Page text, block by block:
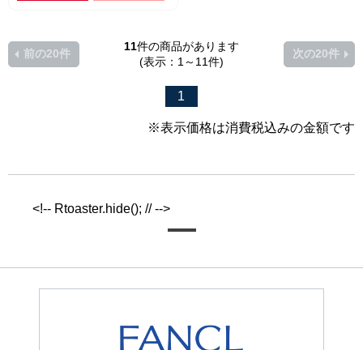
11件の商品があります
(表示：1～11件)
前の20件
1
次の20件
※表示価格は消費税込みの金額です